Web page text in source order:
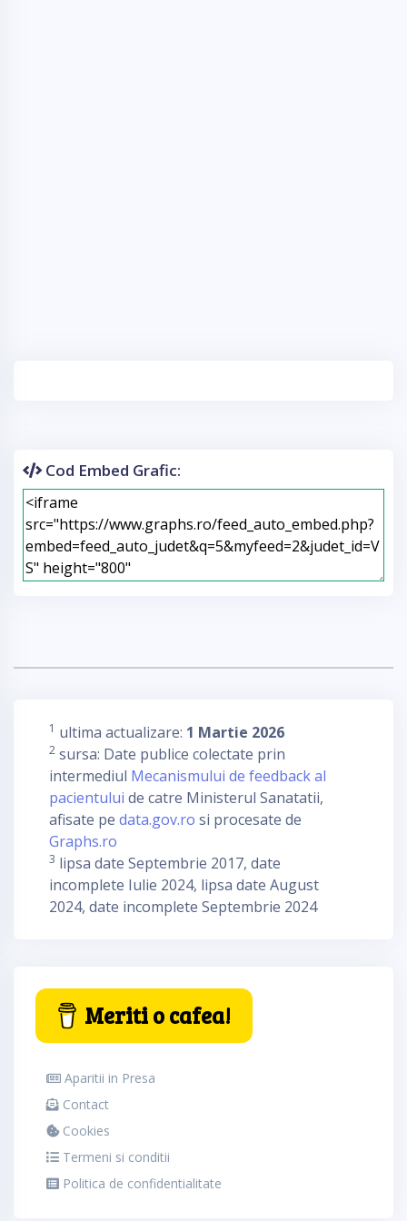
Cod Embed Grafic:
1 ultima actualizare: 1 Martie 2026
2 sursa: Date publice colectate prin
intermediul Mecanismului de feedback al
pacientului de catre Ministerul Sanatatii,
afisate pe data.gov.ro si procesate de
Graphs.ro
3 lipsa date Septembrie 2017, date
incomplete Iulie 2024, lipsa date August
2024, date incomplete Septembrie 2024
Meriti o cafea!
Aparitii in Presa
Contact
Cookies
Termeni si conditii
Politica de confidentialitate